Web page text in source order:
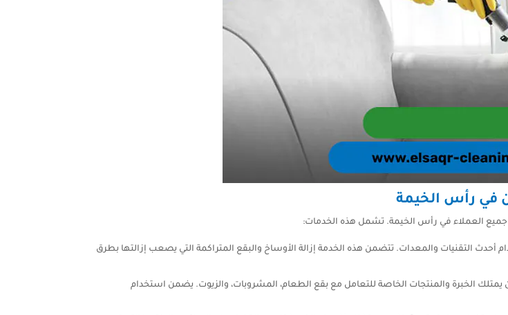
في رأس الخيمة
جميع العملاء في رأس الخيمة. تشمل هذه الخدمات:
التقنيات والمعدات. تتضمن هذه الخدمة إزالة الأوساخ والبقع المتراكمة التي يصعب إزالتها بطرق
الخبرة والمنتجات الخاصة للتعامل مع بقع الطعام، المشروبات، والزيوت. يضمن استخدام